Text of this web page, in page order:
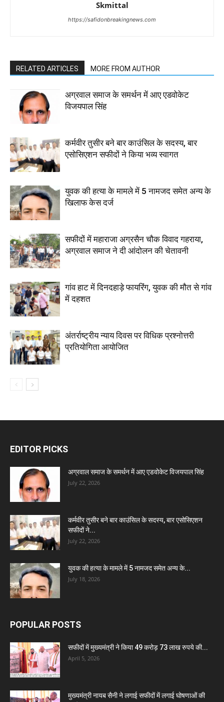
Skmittal
https://safidonbreakingnews.com
RELATED ARTICLES MORE FROM AUTHOR
अग्रवाल समाज के समर्थन में आए एडवोकेट
विजयपाल सिंह
कर्मवीर तुसीर बने बार काउंसिल के सदस्य, बार
एसोसिएशन सफीदों ने किया भव्य स्वागत
युवक की हत्या के मामले में 5 नामजद समेत अन्य के
खिलाफ केस दर्ज
सफीदों में महाराजा अग्रसैन चौक विवाद गहराया,
अग्रवाल समाज ने दी आंदोलन की चेतावनी
गांव हाट में दिनदहाड़े फायरिंग, युवक की मौत से गांव
में दहशत
अंतर्राष्ट्रीय न्याय दिवस पर विधिक प्रश्नोत्तरी
प्रतियोगिता आयोजित
EDITOR PICKS
अग्रवाल समाज के समर्थन में आए एडवोकेट विजयपाल सिंह
July 22, 2026
कर्मवीर तुसीर बने बार काउंसिल के सदस्य, बार एसोसिएशन
सफीदों ने...
July 22, 2026
युवक की हत्या के मामले में 5 नामजद समेत अन्य के...
July 18, 2026
POPULAR POSTS
सफीदों में मुख्यमंत्री ने किया 49 करोड़ 73 लाख रुपये की...
April 5, 2026
मुख्यमंत्री नायब सैनी ने लगाई सफीदों में लगाई घोषणाओं की